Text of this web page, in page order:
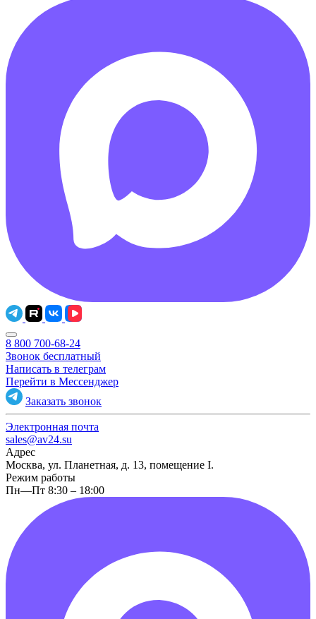
8 800 700-68-24
Звонок бесплатный
Написать в телеграм
Перейти в Мессенджер
Заказать звонок
Электронная почта
sales@av24.su
Адрес
Москва, ул. Планетная, д. 13, помещение I.
Режим работы
Пн—Пт 8:30 – 18:00